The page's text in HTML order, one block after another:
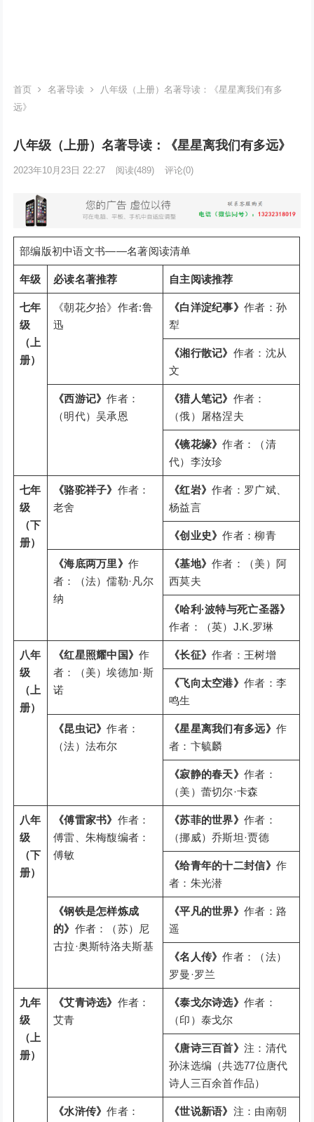
首页 名著导读
八年级（上册）名著导读：《星星离我们有多
远》
八年级（上册）名著导读：《星星离我们有多远》
2023年10月23日 22:27 阅读(489) 评论(0)
部编版初中语文书——名著阅读清单
年级 必读名著推荐 自主阅读推荐
七年
级
（上
册）
《朝花夕拾》作者:鲁
迅
《白洋淀纪事》作者：孙
犁
《湘行散记》 作者：沈从
文
《西游记》作者：
（明代）吴承恩
《猎人笔记》 作者：
（俄）屠格涅夫
《镜花缘》作者：（清
代）李汝珍
七年
级
（下
册）
《骆驼祥子》 作者：
老舍
《红岩》作者：罗广斌、
杨益言
《创业史》作者：柳青
《海底两万里》作
者：（法）儒勒·凡尔
纳
《基地》作者：（美）阿
西莫夫
《哈利·波特与死亡圣器》
作者：（英）J.K.罗琳
八年
级
（上
册）
《红星照耀中国》作
者：（美）埃德加·斯
诺
《长征》作者：王树增
《飞向太空港》作者：李
鸣生
《昆虫记》作者：
（法）法布尔
《星星离我们有多远》 作
者：卞毓麟
《寂静的春天》作者：
（美）蕾切尔·卡森
八年
级
（下
册）
《傅雷家书》 作者：
傅雷、朱梅馥编者：
傅敏
《苏菲的世界》作者：
（挪威）乔斯坦·贾德
《给青年的十二封信》 作
者：朱光潜
《钢铁是怎样炼成
的》 作者：（苏）尼
古拉·奥斯特洛夫斯基
《平凡的世界》作者：路
遥
《名人传》作者：（法）
罗曼·罗兰
九年
级
（上
册）
《艾青诗选》 作者：
艾青
《泰戈尔诗选》作者：
（印）泰戈尔
《唐诗三百首》注：清代
孙沫选编（共选77位唐代
诗人三百余首作品）
《水浒传》作者：
《世说新语》 注：由南朝